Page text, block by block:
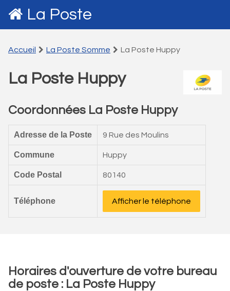
La Poste
Accueil La Poste Somme La Poste Huppy
La Poste Huppy
Coordonnées La Poste Huppy
Adresse de la Poste 9 Rue des Moulins
Commune Huppy
Code Postal 80140
Téléphone Afficher le téléphone
Horaires d'ouverture de votre bureau
de poste : La Poste Huppy